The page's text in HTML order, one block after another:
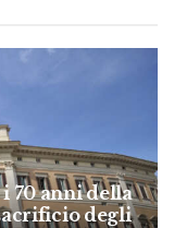
70 anni della
degli